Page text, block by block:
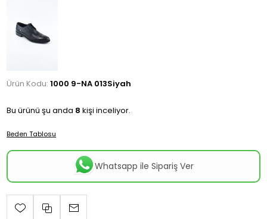
Ürün Kodu: 1000 9-NA 013Siyah
Bu ürünü şu anda 8 kişi inceliyor.
Beden Tablosu
Whatsapp ile Sipariş Ver